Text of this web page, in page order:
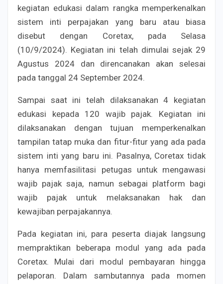
kegiatan edukasi dalam rangka memperkenalkan
sistem inti perpajakan yang baru atau biasa
disebut dengan Coretax, pada Selasa
(10/9/2024). Kegiatan ini telah dimulai sejak 29
Agustus 2024 dan direncanakan akan selesai
pada tanggal 24 September 2024.
Sampai saat ini telah dilaksanakan 4 kegiatan
edukasi kepada 120 wajib pajak. Kegiatan ini
dilaksanakan dengan tujuan memperkenalkan
tampilan tatap muka dan fitur-fitur yang ada pada
sistem inti yang baru ini. Pasalnya, Coretax tidak
hanya memfasilitasi petugas untuk mengawasi
wajib pajak saja, namun sebagai platform bagi
wajib pajak untuk melaksanakan hak dan
kewajiban perpajakannya.
Pada kegiatan ini, para peserta diajak langsung
mempraktikan beberapa modul yang ada pada
Coretax. Mulai dari modul pembayaran hingga
pelaporan. Dalam sambutannya pada momen